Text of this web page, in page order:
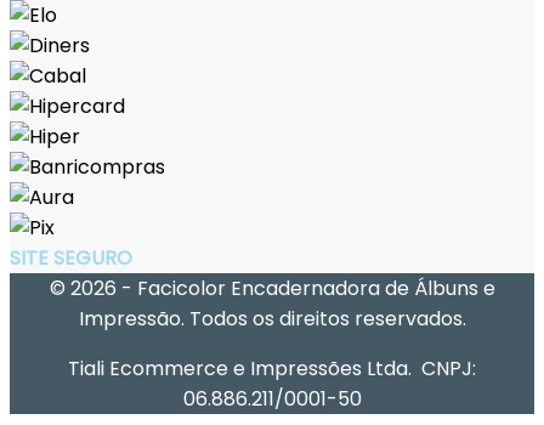
SITE SEGURO
© 2026 - Facicolor Encadernadora de Álbuns e
Impressão. Todos os direitos reservados.
Tiali Ecommerce e Impressões Ltda. CNPJ:
06.886.211/0001-50